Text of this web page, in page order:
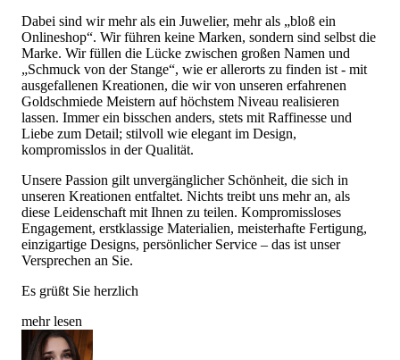
Dabei sind wir mehr als ein Juwelier, mehr als „bloß ein
Onlineshop“. Wir führen keine Marken, sondern sind selbst die
Marke. Wir füllen die Lücke zwischen großen Namen und
„Schmuck von der Stange“, wie er allerorts zu finden ist - mit
ausgefallenen Kreationen, die wir von unseren erfahrenen
Goldschmiede Meistern auf höchstem Niveau realisieren
lassen. Immer ein bisschen anders, stets mit Raffinesse und
Liebe zum Detail; stilvoll wie elegant im Design,
kompromisslos in der Qualität.
Unsere Passion gilt unvergänglicher Schönheit, die sich in
unseren Kreationen entfaltet. Nichts treibt uns mehr an, als
diese Leidenschaft mit Ihnen zu teilen. Kompromissloses
Engagement, erstklassige Materialien, meisterhafte Fertigung,
einzigartige Designs, persönlicher Service – das ist unser
Versprechen an Sie.
Es grüßt Sie herzlich
mehr lesen